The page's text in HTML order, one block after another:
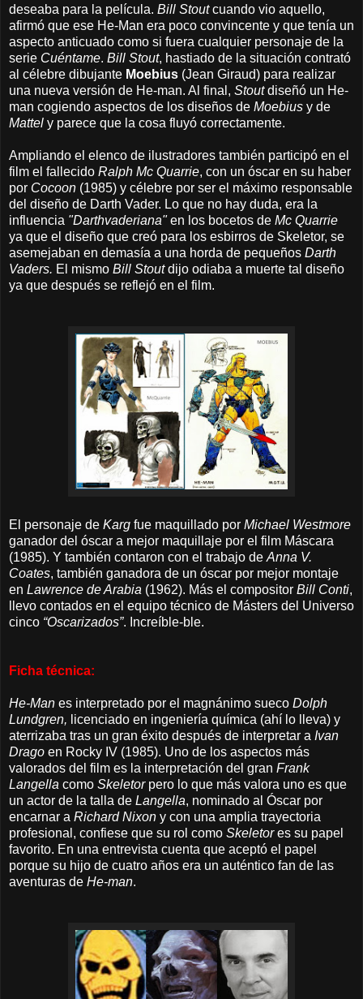
deseaba para la película. Bill Stoutcuando vio aquello,
afirmó que ese He-Man era poco convincente y que tenía un
aspecto anticuado como si fuera cualquier personaje de la
serie Cuéntame. Bill Stout, hastiado de la situación contrató
al célebre dibujante Moebius (Jean Giraud) para realizar
una nueva versión de He-man. Al final, Stoutdiseñó un He-
man cogiendo aspectos de los diseños de Moebius y de
Mattel y parece que la cosa fluyó correctamente.
Ampliando el elenco de ilustradores también participó en el
film el fallecido Ralph Mc Quarrie, con un óscar en su haber
por Cocoon (1985) y célebre por ser el máximo responsable
del diseño de Darth Vader. Lo que no hay duda, era la
influencia "Darthvaderiana"en los bocetos de Mc Quarrie
ya que el diseño que creó para los esbirros de Skeletor, se
asemejaban en demasía a una horda de pequeños Darth
Vaders. El mismo Bill Stoutdijo odiaba a muerte tal diseño
ya que después se reflejó en el film.
El personaje de Karg fue maquillado por Michael Westmore
ganador del óscar a mejor maquillaje por el film Máscara
(1985). Y también contaron con el trabajo de Anna V.
Coates, también ganadora de un óscar por mejor montaje
en Lawrence de Arabia (1962). Más el compositor Bill Conti,
llevo contados en el equipo técnico de Másters del Universo
cinco “Oscarizados”. Increíble-ble.
Ficha técnica:
He-Man es interpretado por el magnánimo sueco Dolph
Lundgren, licenciado en ingeniería química (ahí lo lleva) y
aterrizaba tras un gran éxito después de interpretar a Ivan
Drago en Rocky IV (1985). Uno de los aspectos más
valorados del film es la interpretación del gran Frank
Langella como Skeletorpero lo que más valora uno es que
un actor de la talla de Langella, nominado al Óscar por
encarnar a Richard Nixon y con una amplia trayectoria
profesional, confiese que su rol como Skeletores su papel
favorito. En una entrevista cuenta que aceptó el papel
porque su hijo de cuatro años era un auténtico fan de las
aventuras de He-man.